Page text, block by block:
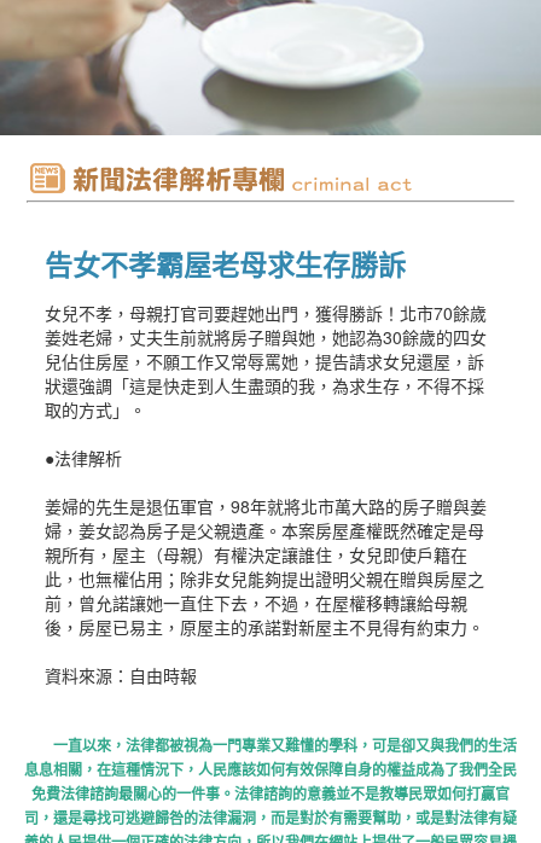
告女不孝霸屋老母求生存勝訴
女兒不孝，母親打官司要趕她出門，獲得勝訴！北市70餘歲
姜姓老婦，丈夫生前就將房子贈與她，她認為30餘歲的四女
兒佔住房屋，不願工作又常辱罵她，提告請求女兒還屋，訴
狀還強調「這是快走到人生盡頭的我，為求生存，不得不採
取的方式」。
●法律解析
姜婦的先生是退伍軍官，98年就將北市萬大路的房子贈與姜
婦，姜女認為房子是父親遺產。本案房屋產權既然確定是母
親所有，屋主（母親）有權決定讓誰住，女兒即使戶籍在
此，也無權佔用；除非女兒能夠提出證明父親在贈與房屋之
前，曾允諾讓她一直住下去，不過，在屋權移轉讓給母親
後，房屋已易主，原屋主的承諾對新屋主不見得有約束力。
資料來源：自由時報
一直以來，法律都被視為一門專業又難懂的學科，可是卻又與我們的生活
息息相關，在這種情況下，人民應該如何有效保障自身的權益成為了我們全民
免費法律諮詢最關心的一件事。法律諮詢的意義並不是教導民眾如何打贏官
司，還是尋找可逃避歸咎的法律漏洞，而是對於有需要幫助，或是對法律有疑